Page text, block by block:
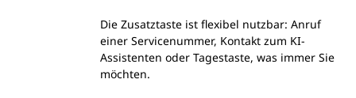
Die Zusatztaste ist flexibel nutzbar: Anruf
einer Servicenummer, Kontakt zum KI-
Assistenten oder Tagestaste, was immer Sie
möchten.